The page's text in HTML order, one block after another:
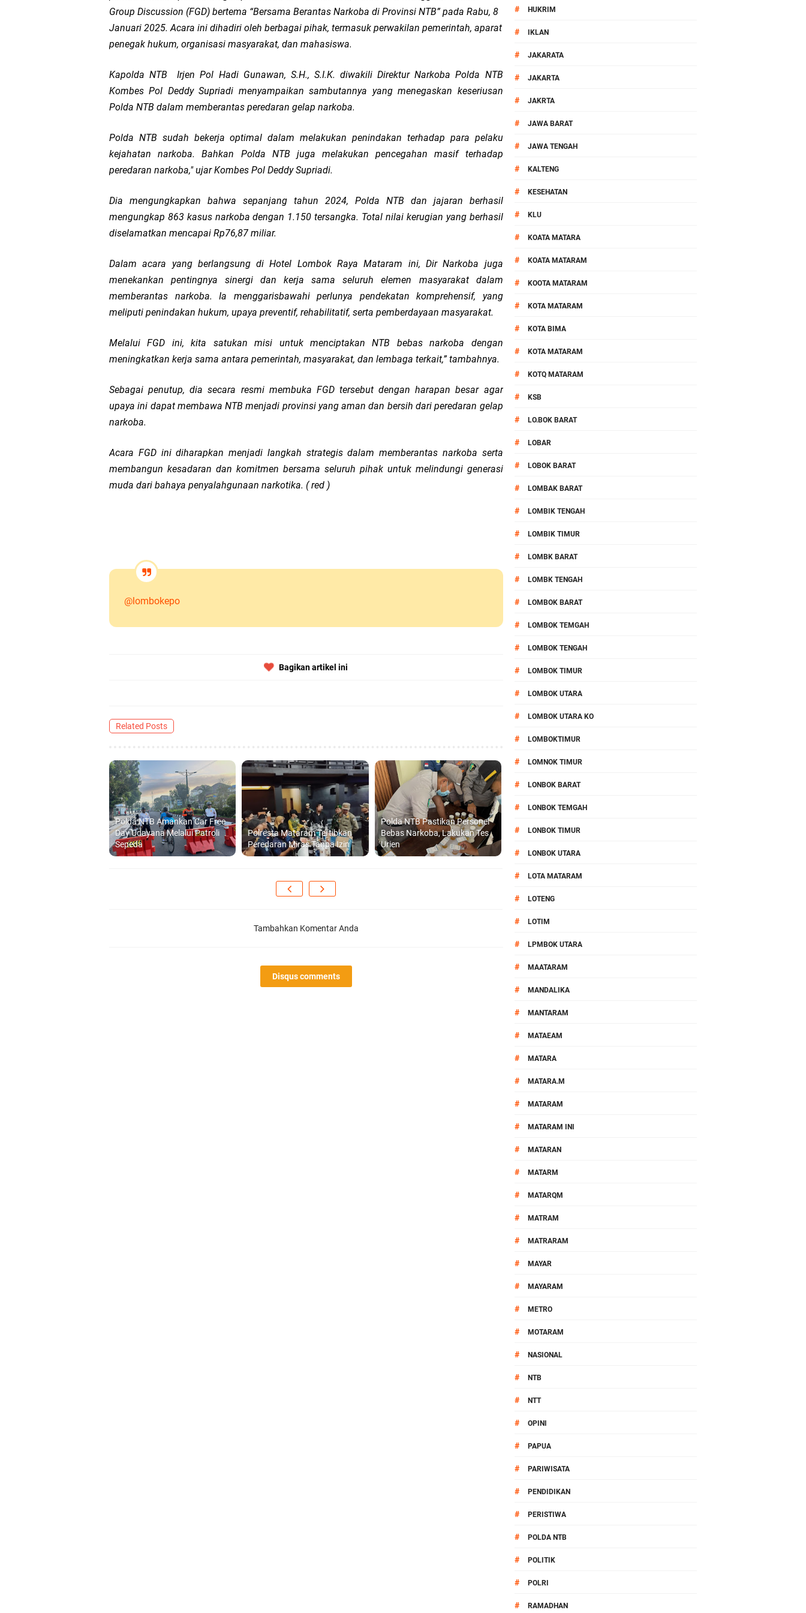
Wakapolda NTB Gelar Kegiatan Polmas di Kelurahan Taman Sari Ampenan
Polda NTB Sabet Juara III Bulutangkis Kapolri Cup 2026
Kapolsek Dampingi Wakapolda NTB Gelar Program Polmas di Kelurahan Taman Sari
Sambut HUT ke-81 RI, Polsek Mataram Ajak Warga Kibarkan Merah Putih
Kapolresta Mataram Pimpin Pemusnahan BB Narkotika dan Pil Exstasi
Polisi Evakuasi Terduga Pelaku Curanmor Dari Amuk Masa
Sat Samapta Polresta Mataram Patroli Sisir Wilayah Cakranegara
Kakanwil Ditjenpas NTB Sidak Dan Tes Urine Bagi WBP Lapas Selong
Tim URC Polres Lombok Timur Ringkus Pelaku Curanmor Bersana BB
Group Discussion (FGD) bertema “Bersama Berantas Narkoba di Provinsi NTB” pada Rabu, 8
Januari 2025. Acara ini dihadiri oleh berbagai pihak, termasuk perwakilan pemerintah, aparat
penegak hukum, organisasi masyarakat, dan mahasiswa.
Kapolda NTB Irjen Pol Hadi Gunawan, S.H., S.I.K. diwakili Direktur Narkoba Polda NTB
Kombes Pol Deddy Supriadi menyampaikan sambutannya yang menegaskan keseriusan
Polda NTB dalam memberantas peredaran gelap narkoba.
Polda NTB sudah bekerja optimal dalam melakukan penindakan terhadap para pelaku
kejahatan narkoba. Bahkan Polda NTB juga melakukan pencegahan masif terhadap
peredaran narkoba," ujar Kombes Pol Deddy Supriadi.
Dia mengungkapkan bahwa sepanjang tahun 2024, Polda NTB dan jajaran berhasil
mengungkap 863 kasus narkoba dengan 1.150 tersangka. Total nilai kerugian yang berhasil
diselamatkan mencapai Rp76,87 miliar.
Dalam acara yang berlangsung di Hotel Lombok Raya Mataram ini, Dir Narkoba juga
menekankan pentingnya sinergi dan kerja sama seluruh elemen masyarakat dalam
memberantas narkoba. Ia menggarisbawahi perlunya pendekatan komprehensif, yang
meliputi penindakan hukum, upaya preventif, rehabilitatif, serta pemberdayaan masyarakat.
Melalui FGD ini, kita satukan misi untuk menciptakan NTB bebas narkoba dengan
meningkatkan kerja sama antara pemerintah, masyarakat, dan lembaga terkait,” tambahnya.
Sebagai penutup, dia secara resmi membuka FGD tersebut dengan harapan besar agar
upaya ini dapat membawa NTB menjadi provinsi yang aman dan bersih dari peredaran gelap
narkoba.
Acara FGD ini diharapkan menjadi langkah strategis dalam memberantas narkoba serta
membangun kesadaran dan komitmen bersama seluruh pihak untuk melindungi generasi
muda dari bahaya penyalahgunaan narkotika. ( red )
@lombokepo
Bagikan artikel ini
Related Posts
Polda NTB Amankan Car Free
Day Udayana Melalui Patroli
Sepeda
Polresta Mataram Tertibkan
Peredaran Miras Tanpa Izin
Polda NTB Pastikan Personel
Bebas Narkoba, Lakukan Tes
Urien
Tambahkan Komentar Anda
Disqus comments
# HUKRIM
# IKLAN
# JAKARATA
# JAKARTA
# JAKRTA
# JAWA BARAT
# JAWA TENGAH
# KALTENG
# KESEHATAN
# KLU
# KOATA MATARA
# KOATA MATARAM
# KOOTA MATARAM
# KOTA MATARAM
# KOTA BIMA
# KOTA MATARAM
# KOTQ MATARAM
# KSB
# LO.BOK BARAT
# LOBAR
# LOBOK BARAT
# LOMBAK BARAT
# LOMBIK TENGAH
# LOMBIK TIMUR
# LOMBK BARAT
# LOMBK TENGAH
# LOMBOK BARAT
# LOMBOK TEMGAH
# LOMBOK TENGAH
# LOMBOK TIMUR
# LOMBOK UTARA
# LOMBOK UTARA KO
# LOMBOKTIMUR
# LOMNOK TIMUR
# LONBOK BARAT
# LONBOK TEMGAH
# LONBOK TIMUR
# LONBOK UTARA
# LOTA MATARAM
# LOTENG
# LOTIM
# LPMBOK UTARA
# MAATARAM
# MANDALIKA
# MANTARAM
# MATAEAM
# MATARA
# MATARA.M
# MATARAM
# MATARAM INI
# MATARAN
# MATARM
# MATARQM
# MATRAM
# MATRARAM
# MAYAR
# MAYARAM
# METRO
# MOTARAM
# NASIONAL
# NTB
# NTT
# OPINI
# PAPUA
# PARIWISATA
# PENDIDIKAN
# PERISTIWA
# POLDA NTB
# POLITIK
# POLRI
# RAMADHAN